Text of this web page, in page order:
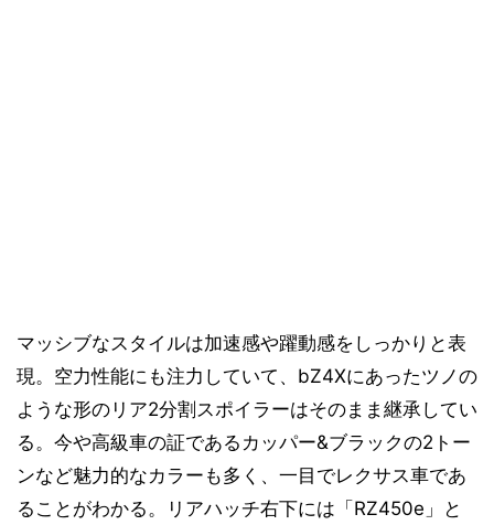
マッシブなスタイルは加速感や躍動感をしっかりと表
現。空力性能にも注力していて、bZ4Xにあったツノの
ような形のリア2分割スポイラーはそのまま継承してい
る。今や高級車の証であるカッパー&ブラックの2トー
ンなど魅力的なカラーも多く、一目でレクサス車であ
ることがわかる。リアハッチ右下には「RZ450e」と